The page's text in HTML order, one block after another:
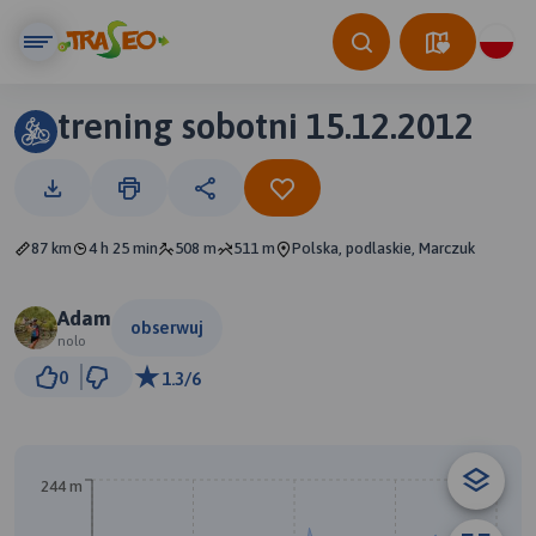
trening sobotni 15.12.2012
87 km 4 h 25 min 508 m 511 m Polska, podlaskie, Marczuk
Adam
nolo
obserwuj
0 1.3/6
244 m